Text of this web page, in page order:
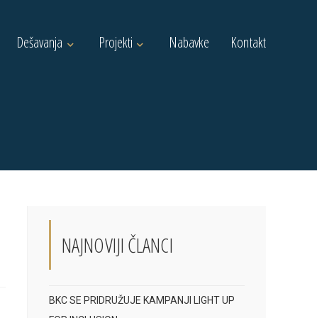
Dešavanja Projekti Nabavke Kontakt
NAJNOVIJI ČLANCI
BKC SE PRIDRUŽUJE KAMPANJI LIGHT UP